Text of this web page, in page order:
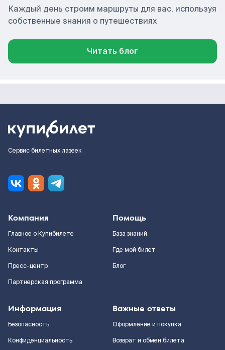
Каждый день строим маршруты для вас, используя
собственные знания о путешествиях
Читать блог
Сервис билетных лазеек
Компания
Главное о Купибилете
Контакты
Пресс-центр
Партнерская программа
Помощь
База знаний
Где мой билет
Блог
Информация
Безопасность
Конфиденциальность
Важные ответы
Оформление и покупка
Возврат и обмен билета